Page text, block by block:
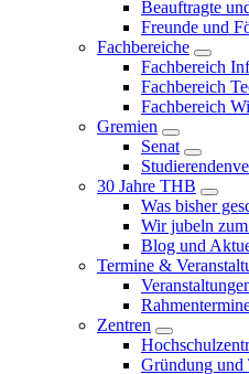
Beauftragte
Freunde und
Fachbereiche
Fachbereich
Fachbereich
Fachbereich
Gremien
Senat
30 Jahre THB
Was bisher
Wir jubeln
Blog und
Termine &
Zentren
Gründung und